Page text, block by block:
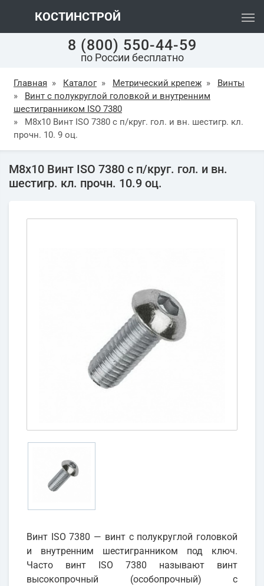
КОСТИНСТРОЙ
8 (800) 550-44-59
по России бесплатно
Главная » Каталог » Метрический крепеж »
Винты
»
Винт с полукруглой головкой и внутренним
шестигранником ISO 7380
»
М8х10 Винт ISO 7380 с п/круг. гол. и вн. шестигр. кл.
прочн. 10. 9 оц.
М8х10 Винт ISO 7380 с п/круг. гол. и вн.
шестигр. кл. прочн. 10.9 оц.
Винт ISO 7380 — винт с полукруглой головкой
и внутренним шестигранником под ключ.
Часто винт ISO 7380 называют винт
высокопрочный (особопрочный) с